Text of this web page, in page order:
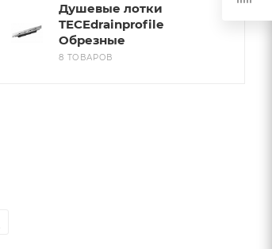
Душевые лотки
TECEdrainprofile
Обрезные
8 ТОВАРОВ